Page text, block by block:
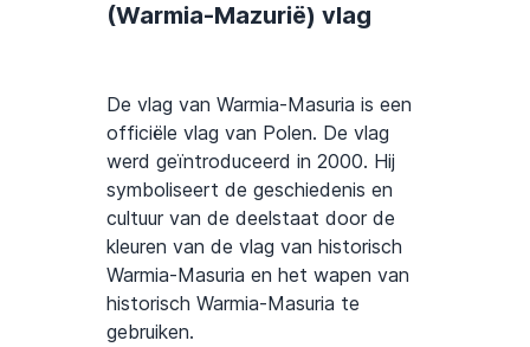
(Warmia-Mazurië) vlag
De vlag van Warmia-Masuria is een
officiële vlag van Polen. De vlag
werd geïntroduceerd in 2000. Hij
symboliseert de geschiedenis en
cultuur van de deelstaat door de
kleuren van de vlag van historisch
Warmia-Masuria en het wapen van
historisch Warmia-Masuria te
gebruiken.